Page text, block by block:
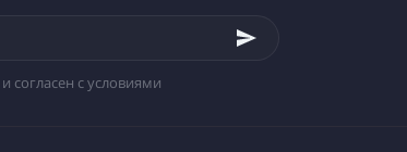
и согласен с условиями